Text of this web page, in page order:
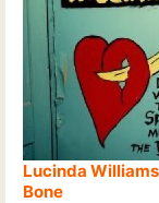
Lucinda
Bone